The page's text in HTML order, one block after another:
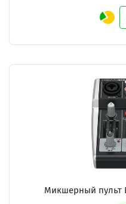
Микшерный пульт